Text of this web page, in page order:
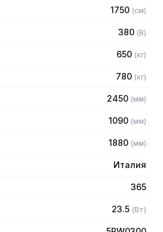
лампами
расположенные таким
максимальной эффективности
с помощью цифрового
генерации пара,
1750 (см)
380 (В)
650 (кг)
780 (кг)
2450 (мм)
1090 (мм)
1880 (мм)
Италия
365
23.5 (Вт)